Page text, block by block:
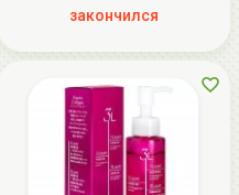
закончился